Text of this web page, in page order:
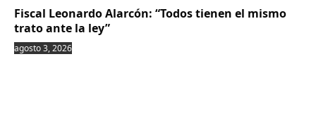
Fiscal Leonardo Alarcón: “Todos tienen el mismo
trato ante la ley”
agosto 3, 2026